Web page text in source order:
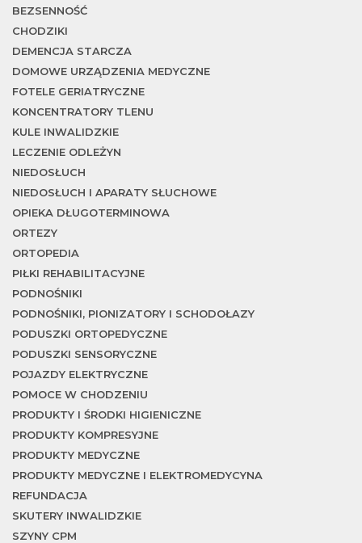
BEZSENNOŚĆ
CHODZIKI
DEMENCJA STARCZA
DOMOWE URZĄDZENIA MEDYCZNE
FOTELE GERIATRYCZNE
KONCENTRATORY TLENU
KULE INWALIDZKIE
LECZENIE ODLEŻYN
NIEDOSŁUCH
NIEDOSŁUCH I APARATY SŁUCHOWE
OPIEKA DŁUGOTERMINOWA
ORTEZY
ORTOPEDIA
PIŁKI REHABILITACYJNE
PODNOŚNIKI
PODNOŚNIKI, PIONIZATORY I SCHODOŁAZY
PODUSZKI ORTOPEDYCZNE
PODUSZKI SENSORYCZNE
POJAZDY ELEKTRYCZNE
POMOCE W CHODZENIU
PRODUKTY I ŚRODKI HIGIENICZNE
PRODUKTY KOMPRESYJNE
PRODUKTY MEDYCZNE
PRODUKTY MEDYCZNE I ELEKTROMEDYCYNA
REFUNDACJA
SKUTERY INWALIDZKIE
SZYNY CPM